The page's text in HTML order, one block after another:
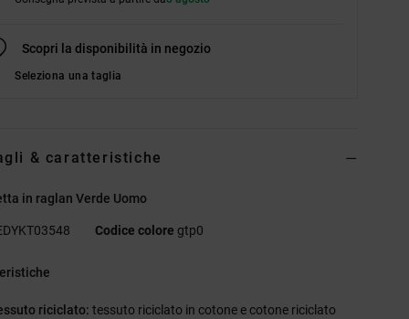
Scopri la disponibilità in negozio
Seleziona una taglia
& caratteristiche
in raglan Verde Uomo
Codice colore gtp0
riciclato:tessuto riciclato in cotone e cotone riciclato